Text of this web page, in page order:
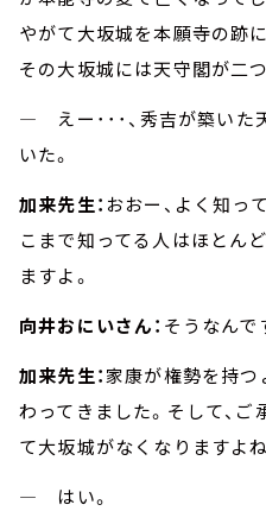
やがて大坂城を本願寺の跡
その大坂城には天守閣が二
― えー･･･、秀吉が築いた
いた。
加来先生： おおー、よく知っ
こまで知ってる人はほとん
ますよ。
向井おにいさん： そうなんで
加来先生：家康が権勢を持
わってきました。そして、
て大坂城がなくなりますよね
― はい。